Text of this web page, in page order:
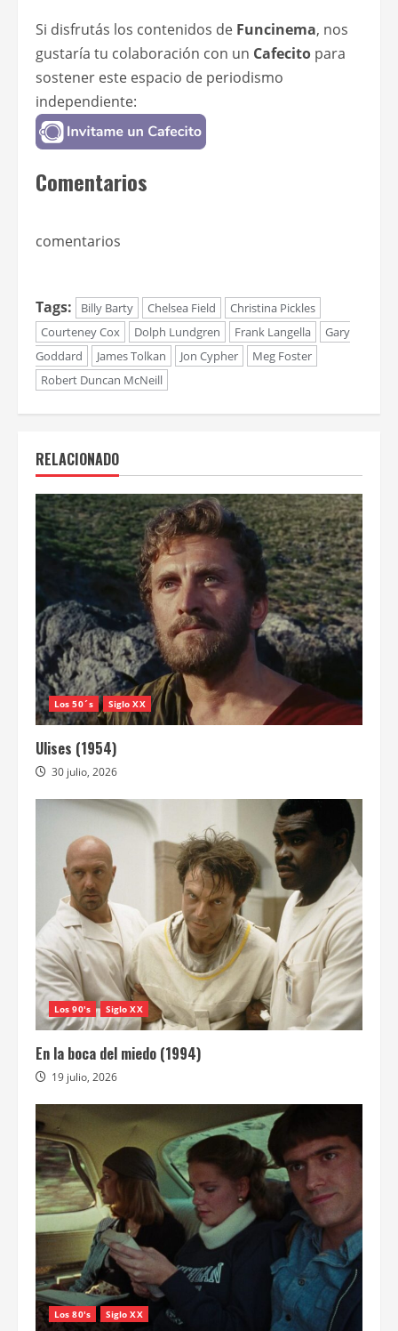
Si disfrutás los contenidos de Funcinema, nos
gustaría tu colaboración con un Cafecito para
sostener este espacio de periodismo
independiente:
Comentarios
comentarios
Tags: Billy Barty Chelsea Field
Christina Pickles
Courteney Cox
Dolph Lundgren Frank Langella
Gary
Goddard
James Tolkan Jon Cypher
Meg Foster
Robert Duncan McNeill
RELACIONADO
Los 50´s Siglo XX
Ulises (1954)
30 julio, 2026
Los 90's Siglo XX
En la boca del miedo (1994)
19 julio, 2026
Los 80's Siglo XX